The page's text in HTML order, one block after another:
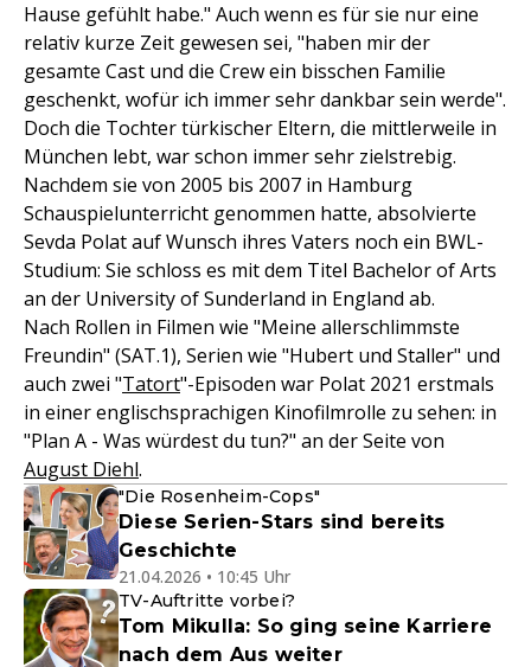
Hause gefühlt habe." Auch wenn es für sie nur eine
relativ kurze Zeit gewesen sei, "haben mir der
gesamte Cast und die Crew ein bisschen Familie
geschenkt, wofür ich immer sehr dankbar sein werde".
Doch die Tochter türkischer Eltern, die mittlerweile in
München lebt, war schon immer sehr zielstrebig.
Nachdem sie von 2005 bis 2007 in Hamburg
Schauspielunterricht genommen hatte, absolvierte
Sevda Polat auf Wunsch ihres Vaters noch ein BWL-
Studium: Sie schloss es mit dem Titel Bachelor of Arts
an der University of Sunderland in England ab.
Nach Rollen in Filmen wie "Meine allerschlimmste
Freundin" (SAT.1), Serien wie "Hubert und Staller" und
auch zwei "Tatort"-Episoden war Polat 2021 erstmals
in einer englischsprachigen Kinofilmrolle zu sehen: in
"Plan A - Was würdest du tun?" an der Seite von
August Diehl.
"Die Rosenheim-Cops"
Diese Serien-Stars sind bereits
Geschichte
21.04.2026 • 10:45 Uhr
TV-Auftritte vorbei?
Tom Mikulla: So ging seine Karriere
nach dem Aus weiter